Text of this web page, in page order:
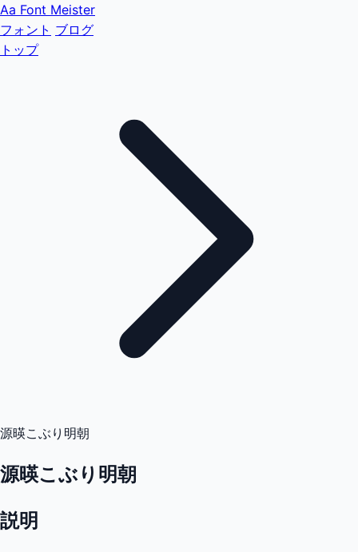
Aa Font Meister
フォント ブログ
トップ
源暎こぶり明朝
源暎こぶり明朝
説明